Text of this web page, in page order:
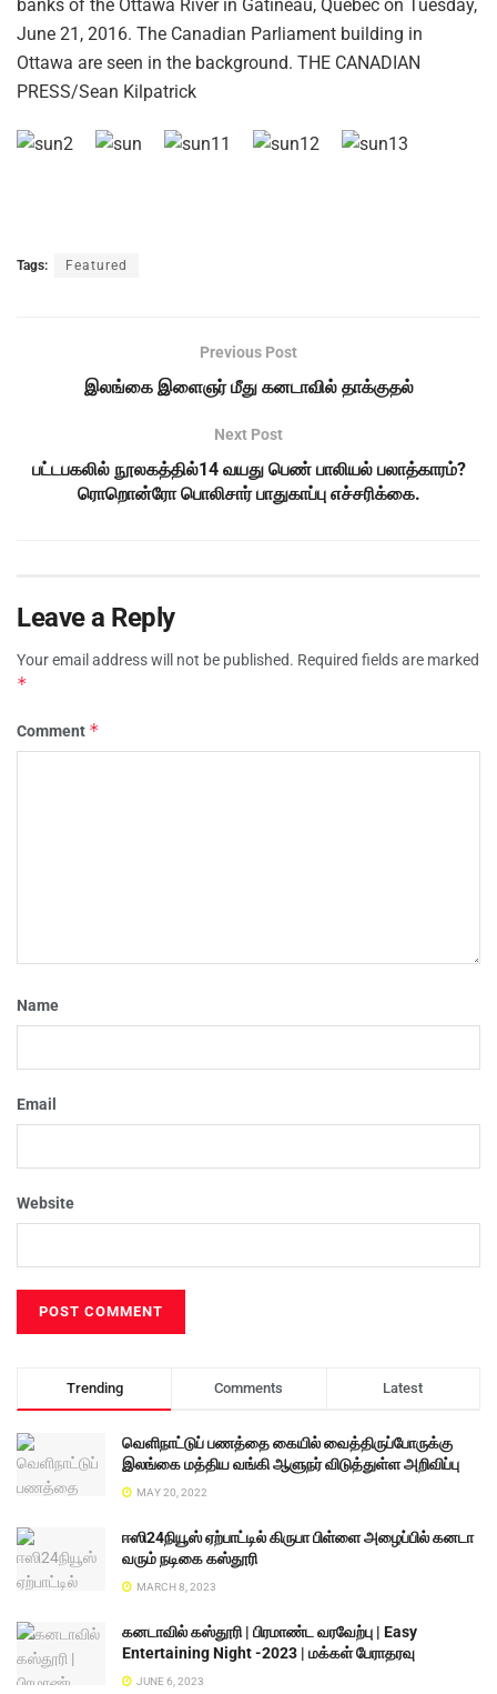
Tags: Featured
Previous Post
இலங்கை இளைஞர் மீது கனடாவில் தாக்குதல்
Next Post
பட்டபகலில் நூலகத்தில்14 வயது பெண் பாலியல் பலாத்காரம்?
ரொறொன்ரோ பொலிசார் பாதுகாப்பு எச்சரிக்கை.
Leave a Reply
Your email address will not be published. Required fields are marked
*
Comment *
Name
Email
Website
Trending Comments Latest
வெளிநாட்டுப் பணத்தை கையில் வைத்திருப்போருக்கு
இலங்கை மத்திய வங்கி ஆளுநர் விடுத்துள்ள அறிவிப்பு
MAY 20, 2022
ஈஸி24நியூஸ் ஏற்பாட்டில் கிருபா பிள்ளை அழைப்பில் கனடா
வரும் நடிகை கஸ்தூரி
MARCH 8, 2023
கனடாவில் கஸ்தூரி | பிரமாண்ட வரவேற்பு | Easy
Entertaining Night -2023 | மக்கள் பேராதரவு
JUNE 6, 2023